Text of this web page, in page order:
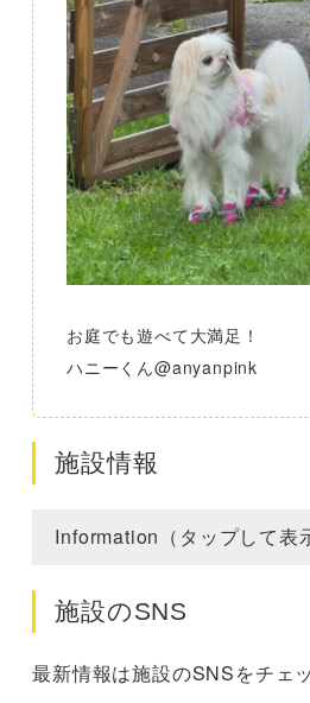
お庭でも遊べて大満足！
ハニーくん@anyanpink
施設情報
Information（タップして表
施設のSNS
最新情報は施設のSNSをチェ